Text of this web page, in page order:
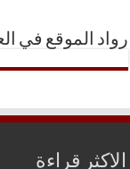
رواد الموقع في
الاكثر قراءة